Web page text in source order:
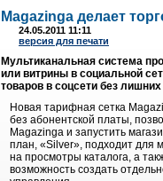
Magazinga делает
24.05.2011 11:11
версия для печати
Мультиканальная система
или витрины в социальной
товаров в соцсети без лишних
Новая тарифная сетка
без абонентской платы,
Magazinga и запустить
план, «Silver», подходит для
на просмотры каталога, а
возможность создать